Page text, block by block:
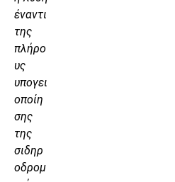
έναντι
της
πλήρο
υς
υπογει
οποίη
σης
της
σιδηρ
οδρομ